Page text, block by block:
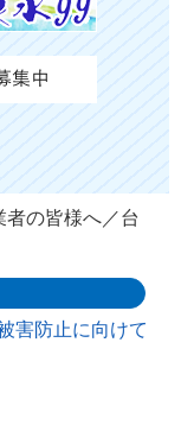
者の皆様へ／台
害防止に向けて